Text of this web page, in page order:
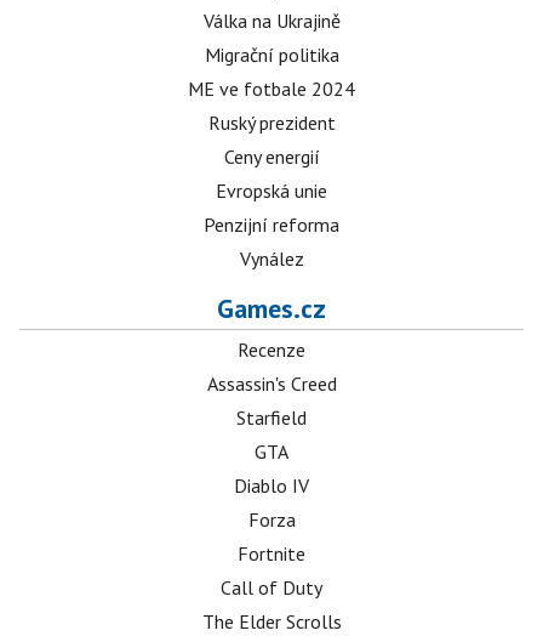
Válka na Ukrajině
Migrační politika
ME ve fotbale 2024
Ruský prezident
Ceny energií
Evropská unie
Penzijní reforma
Vynález
Games.cz
Recenze
Assassin's Creed
Starfield
GTA
Diablo IV
Forza
Fortnite
Call of Duty
The Elder Scrolls